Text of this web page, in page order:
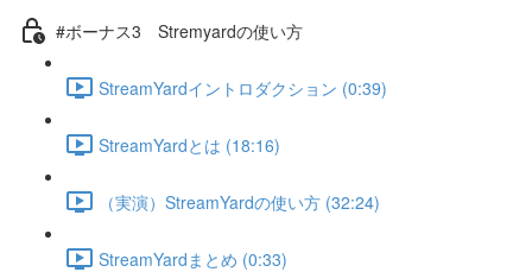
#ボーナス3 Stremyardの使い方
StreamYardイントロダクション (0:39)
StreamYardとは (18:16)
（実演）StreamYardの使い方 (32:24)
StreamYardまとめ (0:33)